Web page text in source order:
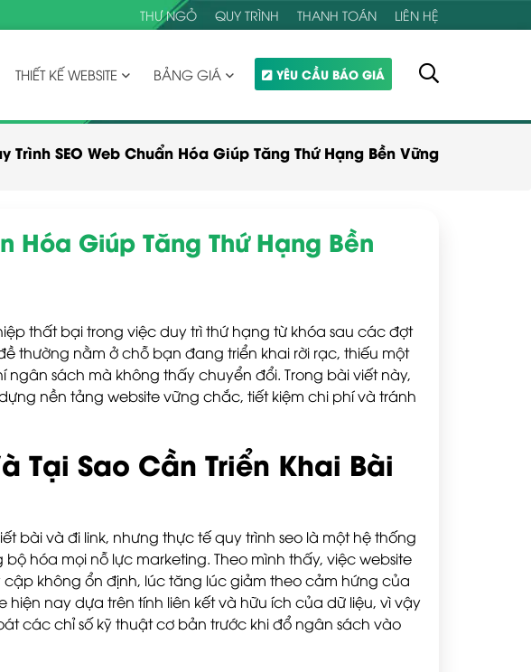
THƯ NGỎ QUY TRÌNH THANH TOÁN LIÊN HỆ
THIẾT KẾ WEBSITE BẢNG GIÁ YÊU CẦU BÁO GIÁ
Trình SEO Web Chuẩn Hóa Giúp Tăng Thứ Hạng Bền Vững
Hóa Giúp Tăng Thứ Hạng Bền
thất bại trong việc duy trì thứ hạng từ khóa sau các đợt
thường nằm ở chỗ bạn đang triển khai rời rạc, thiếu một
sách mà không thấy chuyển đổi. Trong bài viết này,
nền tảng website vững chắc, tiết kiệm chi phí và tránh
Tại Sao Cần Triển Khai Bài
bài và đi link, nhưng thực tế quy trình seo là một hệ thống
hóa mọi nỗ lực marketing. Theo mình thấy, việc website
không ổn định, lúc tăng lúc giảm theo cảm hứng của
nay dựa trên tính liên kết và hữu ích của dữ liệu, vì vậy
các chỉ số kỹ thuật cơ bản trước khi đổ ngân sách vào